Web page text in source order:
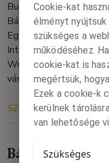
Budapesten. Dedikálás
Bázis-standon 9
Egyesület, az Abacus
Intézet, a
Womanpress, a Books
vásárolhatók meg. […]
SZÖVEGRÓLUNK
Bázis-
Cookie-kat
élményt nyújtsuk
szükséges a
működéséhez.
cookie-kat is
megértsük,
Ezek a cookie-k
kerülnek
van lehetősége
Szükséges